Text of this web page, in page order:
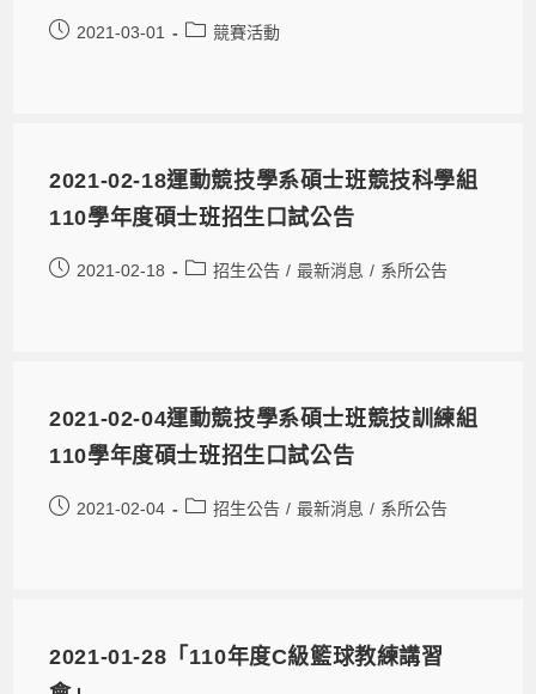
2021-03-01 競賽活動
2021-02-18運動競技學系碩士班競技科學組
110學年度碩士班招生口試公告
2021-02-18 招生公告 / 最新消息 / 系所公告
2021-02-04運動競技學系碩士班競技訓練組
110學年度碩士班招生口試公告
2021-02-04 招生公告 / 最新消息 / 系所公告
2021-01-28「110年度C級籃球教練講習